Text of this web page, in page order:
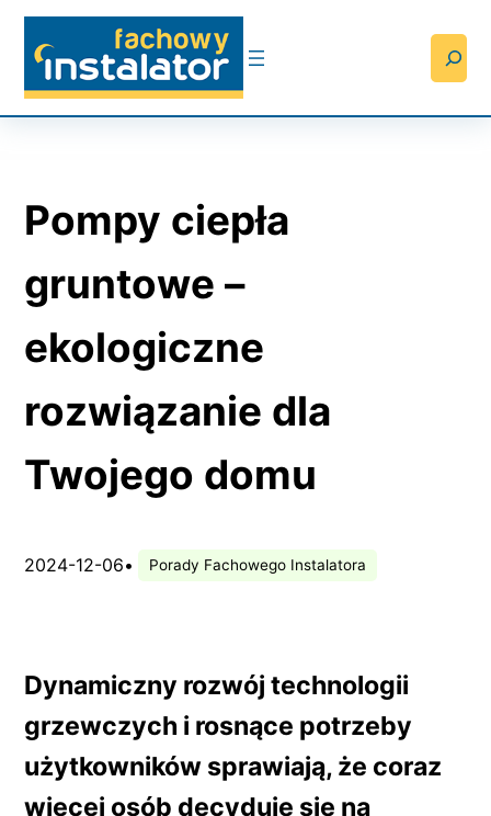
Przejdź
treści
Pompy ciepła
gruntowe –
ekologiczne
rozwiązanie dla
Twojego domu
2024-12-06• Porady Fachowego Instalatora
Dynamiczny rozwój technologii
grzewczych i rosnące potrzeby
użytkowników sprawiają, że coraz
więcej osób decyduje się na